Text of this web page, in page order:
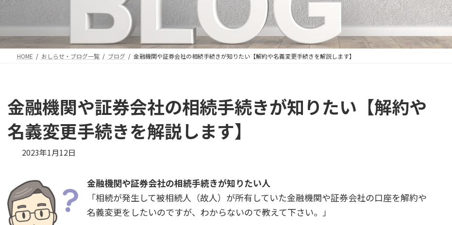
HOME おしらせ・ブログ一覧 ブログ 金融機関や証券会社の相続手続きが知りたい【解約や名義変更手続きを解説します】
金融機関や証券会社の相続手続きが知りたい【解約や
名義変更手続きを解説します】
最
新
日
時
:
2023年1月12日
金融機関や証券会社の相続手続きが知りたい人
「相続が発生して被相続人（故人）が所有していた金融機関や証券会社の口座を解約や
名義変更をしたいのですが、わからないので教えて下さい。」